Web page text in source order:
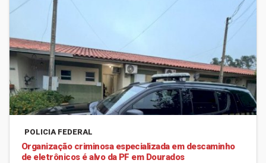
POLICIA FEDERAL
Organização criminosa especializada em descaminho
de eletrônicos é alvo da PF em Dourados